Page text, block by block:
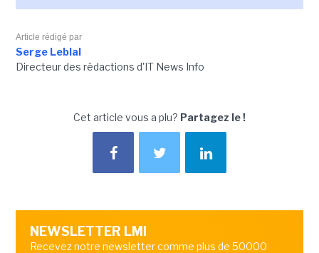
Article rédigé par
Serge Leblal
Directeur des rédactions d'IT News Info
Cet article vous a plu? Partagez le !
NEWSLETTER LMI
Recevez notre newsletter comme plus de 50000